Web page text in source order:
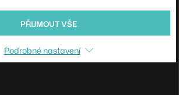
PŘIJMOUT VŠE
Podrobné nastavení